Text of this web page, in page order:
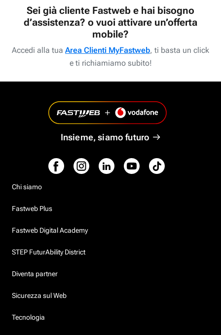
Sei già cliente Fastweb e hai bisogno
d’assistenza? o vuoi attivare un’offerta
mobile?
Accedi alla tua Area Clienti MyFastweb, ti basta un click
e ti richiamiamo subito!
Insieme, siamo futuro
Chi siamo
Fastweb Plus
Fastweb Digital Academy
STEP FuturAbility District
Diventa partner
Sicurezza sul Web
Tecnologia